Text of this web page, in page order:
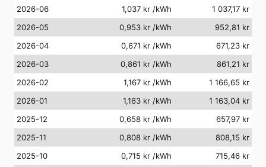
2026-06
1,037 kr /kWh
1 037,17 kr
2026-05
0,953 kr /kWh
952,81 kr
2026-04
0,671 kr /kWh
671,23 kr
2026-03
0,861 kr /kWh
861,21 kr
2026-02
1,167 kr /kWh
1 166,65 kr
2026-01
1,163 kr /kWh
1 163,04 kr
2025-12
0,658 kr /kWh
657,97 kr
2025-11
0,808 kr /kWh
808,15 kr
2025-10
0,715 kr /kWh
715,46 kr